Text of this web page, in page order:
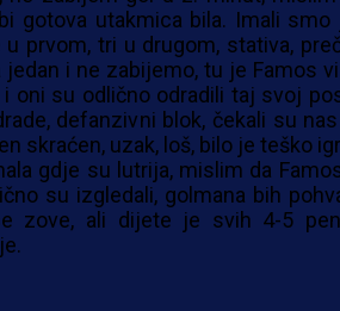
gotova utakmica bila. Imali smo
prvom, tri u drugom, stativa,
jedan i ne zabijemo, tu je Famos
oni su odlično odradili taj svoj
defanzivni blok, čekali su
skraćen, uzak, loš, bilo je teško
gdje su lutrija, mislim da
su izgledali, golmana bih
zove, ali dijete je svih 4-5